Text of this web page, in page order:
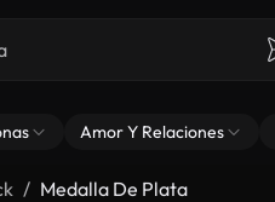
Amor Y Relaciones
Medalla De Plata